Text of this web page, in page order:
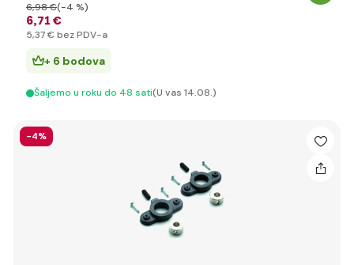
6,71 €
6,98 €(-4 %)
5,37 € bez PDV-a
+ 6 bodova
Šaljemo u roku do 48 sati(U vas 14.08.)
-4%